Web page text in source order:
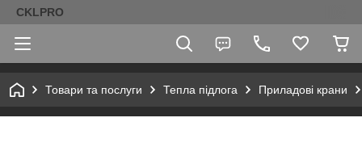
CKLPRO
Товари та послуги Тепла підлога Приладові крани